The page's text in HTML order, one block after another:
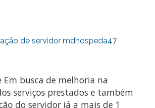
de servidor mdhospeda47
Em busca de melhoria na
serviços prestados e também
do servidor já a mais de 1